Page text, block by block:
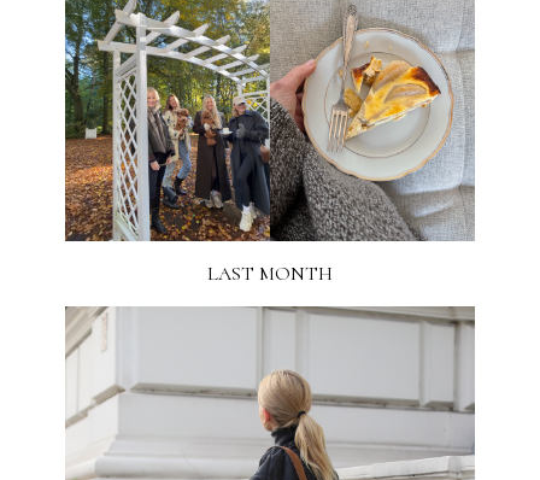
LAST MONTH